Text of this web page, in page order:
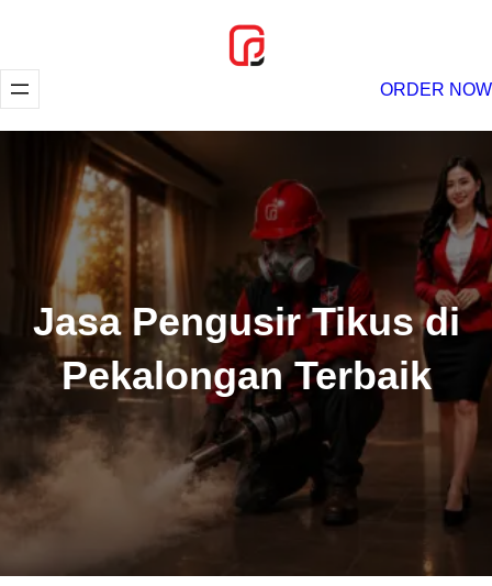
konten
ORDER NOW
Jasa Pengusir Tikus di
Pekalongan Terbaik